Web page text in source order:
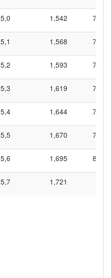
5,0 1,542 7,4
5,1 1,568 7,5
5,2 1,593 7,6
5,3 1,619 7,7
5,4 1,644 7,8
5,5 1,670 7,9
5,6 1,695 8,0
5,7 1,721